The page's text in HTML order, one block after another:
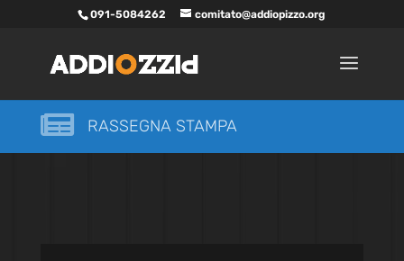
091-5084262 comitato@addiopizzo.org
 RASSEGNA STAMPA